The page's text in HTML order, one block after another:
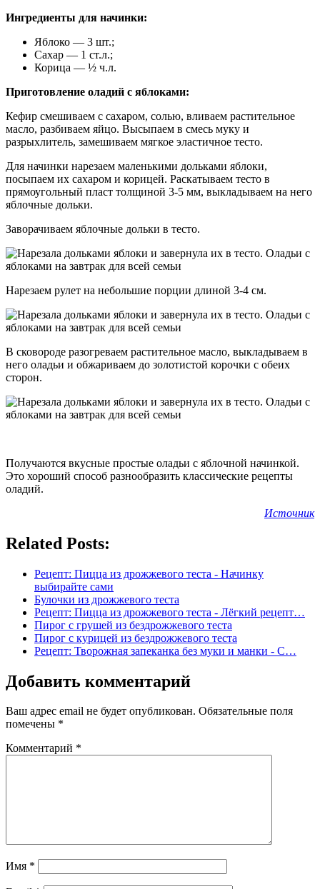
Ингредиенты для начинки:
Яблоко — 3 шт.;
Сахар — 1 ст.л.;
Корица — ½ ч.л.
Приготовление оладий с яблоками:
Кефир смешиваем с сахаром, солью, вливаем растительное
масло, разбиваем яйцо. Высыпаем в смесь муку и
разрыхлитель, замешиваем мягкое эластичное тесто.
Для начинки нарезаем маленькими дольками яблоки,
посыпаем их сахаром и корицей. Раскатываем тесто в
прямоугольный пласт толщиной 3-5 мм, выкладываем на него
яблочные дольки.
Заворачиваем яблочные дольки в тесто.
Нарезаем рулет на небольшие порции длиной 3-4 см.
В сковороде разогреваем растительное масло, выкладываем в
него оладьи и обжариваем до золотистой корочки с обеих
сторон.
Получаются вкусные простые оладьи с яблочной начинкой.
Это хороший способ разнообразить классические рецепты
оладий.
Источник
Related Posts:
Рецепт: Пицца из дрожжевого теста - Начинку
выбирайте сами
Булочки из дрожжевого теста
Рецепт: Пицца из дрожжевого теста - Лёгкий рецепт…
Пирог с грушей из бездрожжевого теста
Пирог с курицей из бездрожжевого теста
Рецепт: Творожная запеканка без муки и манки - С…
Добавить комментарий
Ваш адрес email не будет опубликован. Обязательные поля
помечены *
Комментарий *
Имя *